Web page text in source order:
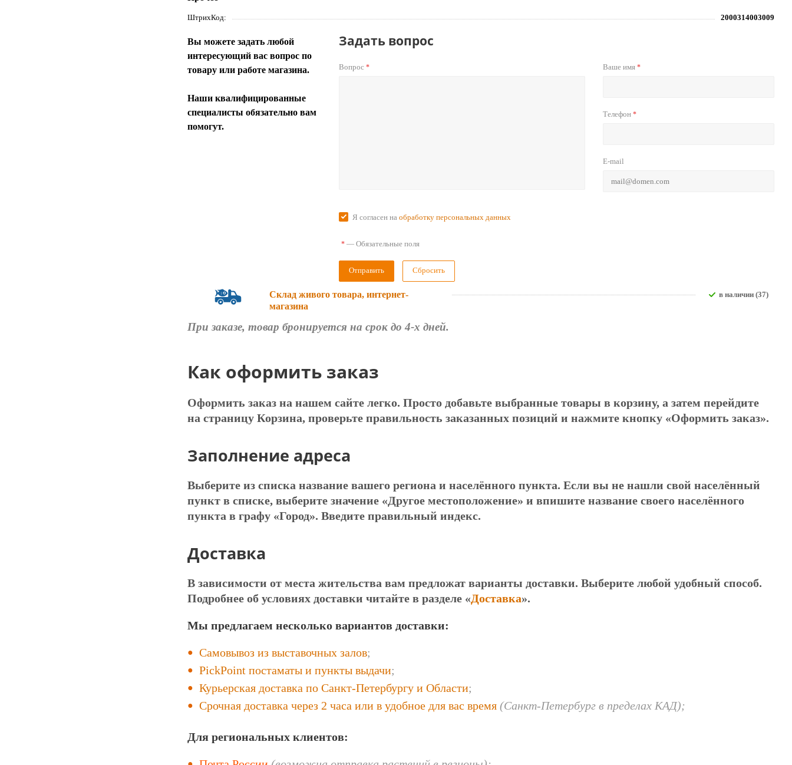
ШтрихКод 2000314003009
Вы можете задать любой
интересующий вас вопрос по
товару или работе магазина.
Наши квалифицированные
специалисты обязательно вам
помогут.
Задать вопрос
Вопрос * Ваше имя*
Телефон*
E-mail
Я согласен на обработку персональных данных
*— Обязательные поля
Сбросить
Склад живого товара, интернет-
магазина
В наличии (37)
При заказе, товар бронируется на срок до 4-х дней.
Как оформить заказ
Оформить заказ на нашем сайте легко. Просто добавьте выбранные товары в корзину, а затем перейдите
на страницу Корзина, проверьте правильность заказанных позиций и нажмите кнопку «Оформить заказ».
Заполнение адреса
Выберите из списка название вашего региона и населённого пункта. Если вы не нашли свой населённый
пункт в списке, выберите значение «Другое местоположение» и впишите название своего населённого
пункта в графу «Город». Введите правильный индекс.
Доставка
В зависимости от места жительства вам предложат варианты доставки. Выберите любой удобный способ.
Подробнее об условиях доставки читайте в разделе «Доставка».
Мы предлагаем несколько вариантов доставки:
Самовывоз из выставочных залов;
PickPoint постаматы и пункты выдачи;
Курьерская доставка по Санкт-Петербургу и Области;
Срочная доставка через 2 часа или в удобное для вас время (Санкт-Петербург в пределах КАД);
Для региональных клиентов: